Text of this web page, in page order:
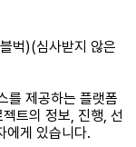
벅)(심사받지 않은
를 제공하는 플랫폼
트의 정보, 진행, 선
에게 있습니다.